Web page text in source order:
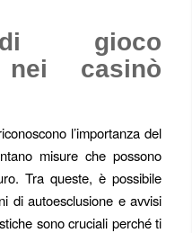
gioco
nei casinò
l’importanza del
misure che possono
Tra queste, è possibile
di autoesclusione e avvisi
sono cruciali perché ti